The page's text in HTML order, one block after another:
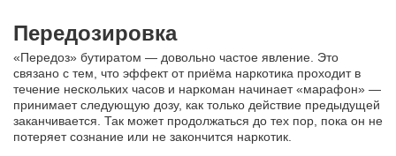
Передозировка
«Передоз» бутиратом — довольно частое явление. Это
связано с тем, что эффект от приёма наркотика проходит в
течение нескольких часов и наркоман начинает «марафон» —
принимает следующую дозу, как только действие предыдущей
заканчивается. Так может продолжаться до тех пор, пока он не
потеряет сознание или не закончится наркотик.